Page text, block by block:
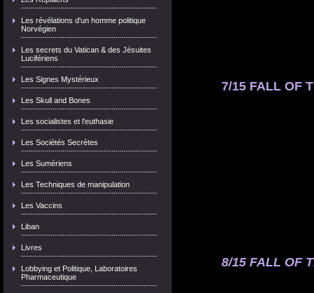
Les révélations d'un homme politique
Norvégien
Les secrets du Vatican & des Jésuites
Lucifériens
Les Signes Mystérieux
Les Skull and Bones
Les socialistes et l'euthasie
Les Sociétés Secrètes
Les Sumériens
Les Techniques de manipulation
Les Vaccins
Liban
Livres
Lobbying et Politique, Laboratoires
Pharmaceutique
7/15 FALL OF
8/15 FALL OF